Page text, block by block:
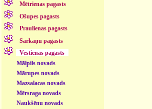
Mētrienas pagasts
Ošupes pagasts
Praulienas pagasts
Sarkaņu pagasts
Vestienas pagasts
Mālpils novads
Mārupes novads
Mazsalacas novads
Mērsraga novads
Naukšēnu novads